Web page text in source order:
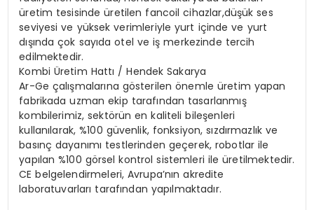
üretim tesisinde üretilen fancoil cihazlar,düşük ses
seviyesi ve yüksek verimleriyle yurt içinde ve yurt
dışında çok sayıda otel ve iş merkezinde tercih
edilmektedir.
Kombi Üretim Hattı / Hendek Sakarya
Ar-Ge çalışmalarına gösterilen önemle üretim yapan
fabrikada uzman ekip tarafından tasarlanmış
kombilerimiz, sektörün en kaliteli bileşenleri
kullanılarak, %100 güvenlik, fonksiyon, sızdırmazlık ve
basınç dayanımı testlerinden geçerek, robotlar ile
yapılan %100 görsel kontrol sistemleri ile üretilmektedir.
CE belgelendirmeleri, Avrupa’nın akredite
laboratuvarları tarafından yapılmaktadır.